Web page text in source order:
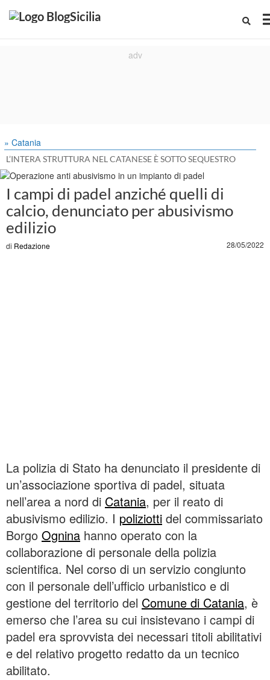
» Catania
L’INTERA STRUTTURA NEL CATANESE È SOTTO SEQUESTRO
I campi di padel anziché quelli di
calcio, denunciato per abusivismo
edilizio
di Redazione 28/05/2022
La polizia di Stato ha denunciato il presidente di
un’associazione sportiva di padel, situata
nell’area a nord di Catania, per il reato di
abusivismo edilizio. I poliziotti del commissariato
Borgo Ognina hanno operato con la
collaborazione di personale della polizia
scientifica. Nel corso di un servizio congiunto
con il personale dell’ufficio urbanistico e di
gestione del territorio del Comune di Catania, è
emerso che l’area su cui insistevano i campi di
padel era sprovvista dei necessari titoli abilitativi
e del relativo progetto redatto da un tecnico
abilitato.